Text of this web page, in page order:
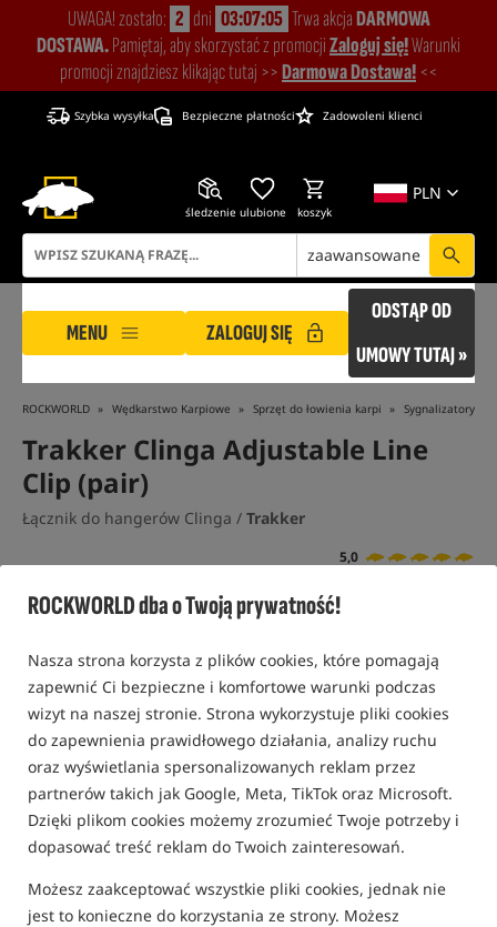
ROCKWORLD dba o Twoją prywatność!
Nasza strona korzysta z plików cookies, które pomagają
zapewnić Ci bezpieczne i komfortowe warunki podczas
wizyt na naszej stronie. Strona wykorzystuje pliki cookies
do zapewnienia prawidłowego działania, analizy ruchu
oraz wyświetlania spersonalizowanych reklam przez
partnerów takich jak Google, Meta, TikTok oraz Microsoft.
Dzięki plikom cookies możemy zrozumieć Twoje potrzeby i
dopasować treść reklam do Twoich zainteresowań.
Możesz zaakceptować wszystkie pliki cookies, jednak nie
jest to konieczne do korzystania ze strony. Możesz
UWAGA! zostało: 2 dni 03:07:05 Trwa akcjaDARMOWA
DOSTAWA.Pamiętaj, aby skorzystać z promocjiZaloguj się!Warunki
promocji znajdziesz klikając tutaj >>Darmowa Dostawa! <<
Szybka wysyłka Bezpieczne płatności Zadowoleni klienci
PLN
śledzenie ulubione koszyk
zaawansowane
MENU ZALOGUJ SIĘ
ODSTĄP OD
UMOWY TUTAJ »
ROCKWORLD Wędkarstwo Karpiowe Sprzęt do łowienia karpi Sygnalizatory
Trakker Clinga Adjustable Line
Clip (pair)
Łącznik do hangerów Clinga / Trakker
5,0